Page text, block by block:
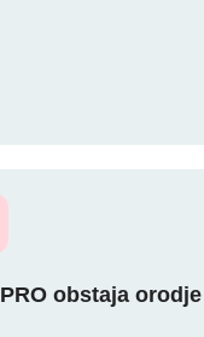
obstaja